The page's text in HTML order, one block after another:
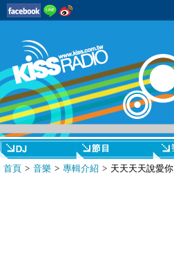
首頁 > 音樂 > 專輯介紹 > 天天天天說愛你